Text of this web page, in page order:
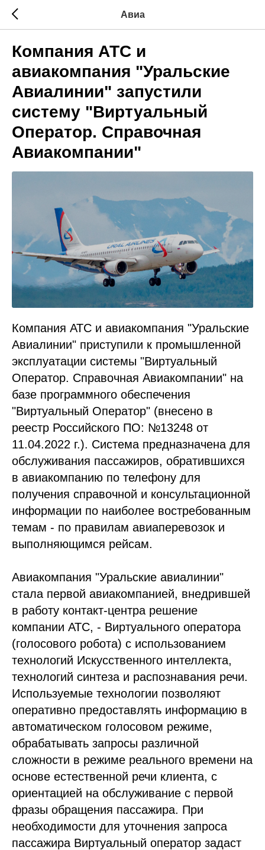
Авиа
Компания АТС и
авиакомпания "Уральские
Авиалинии" запустили
систему "Виртуальный
Оператор. Справочная
Авиакомпании"
Компания АТС и авиакомпания "Уральские
Авиалинии" приступили к промышленной
эксплуатации системы "Виртуальный
Оператор. Справочная Авиакомпании" на
базе программного обеспечения
"Виртуальный Оператор" (внесено в
реестр Российского ПО: №13248 от
11.04.2022 г.). Система предназначена для
обслуживания пассажиров, обратившихся
в авиакомпанию по телефону для
получения справочной и консультационной
информации по наиболее востребованным
темам - по правилам авиаперевозок и
выполняющимся рейсам.
Авиакомпания "Уральские авиалинии"
стала первой авиакомпанией, внедрившей
в работу контакт-центра решение
компании АТС, - Виртуального оператора
(голосового робота) с использованием
технологий Искусственного интеллекта,
технологий синтеза и распознавания речи.
Используемые технологии позволяют
оперативно предоставлять информацию в
автоматическом голосовом режиме,
обрабатывать запросы различной
сложности в режиме реального времени на
основе естественной речи клиента, с
ориентацией на обслуживание с первой
фразы обращения пассажира. При
необходимости для уточнения запроса
пассажира Виртуальный оператор задаст